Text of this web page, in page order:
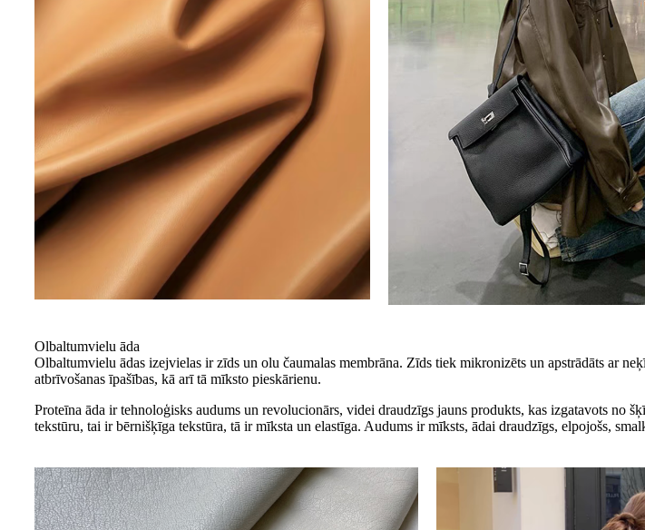
Olbaltumvielu āda
Olbaltumvielu ādas izejvielas ir zīds un olu čaumalas membrāna. Zīds tiek mikronizēts un apstrādāts ar
atbrīvošanas īpašības, kā arī tā mīksto pieskārienu.
Proteīna āda ir tehnoloģisks audums un revolucionārs, videi draudzīgs jauns produkts, kas izgatavots no
tekstūru, tai ir bērnišķīga tekstūra, tā ir mīksta un elastīga. Audums ir mīksts, ādai draudzīgs, elpojošs,